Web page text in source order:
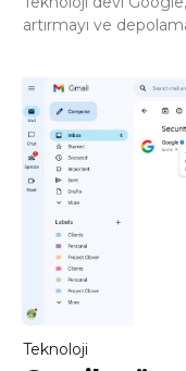
artırmayı ve
Teknoloji